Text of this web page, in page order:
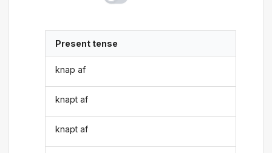
Present tense
knap af
knapt af
knapt af